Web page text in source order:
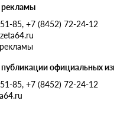
85, +7 (8452) 72-24-12
официальных
85, +7 (8452) 72-24-12